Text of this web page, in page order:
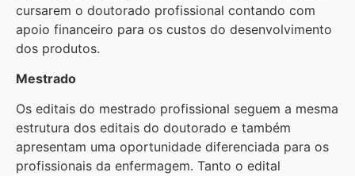
cursarem o doutorado profissional contando com
apoio financeiro para os custos do desenvolvimento
dos produtos.
Mestrado
Os editais do mestrado profissional seguem a mesma
estrutura dos editais do doutorado e também
apresentam uma oportunidade diferenciada para os
profissionais da enfermagem. Tanto o edital